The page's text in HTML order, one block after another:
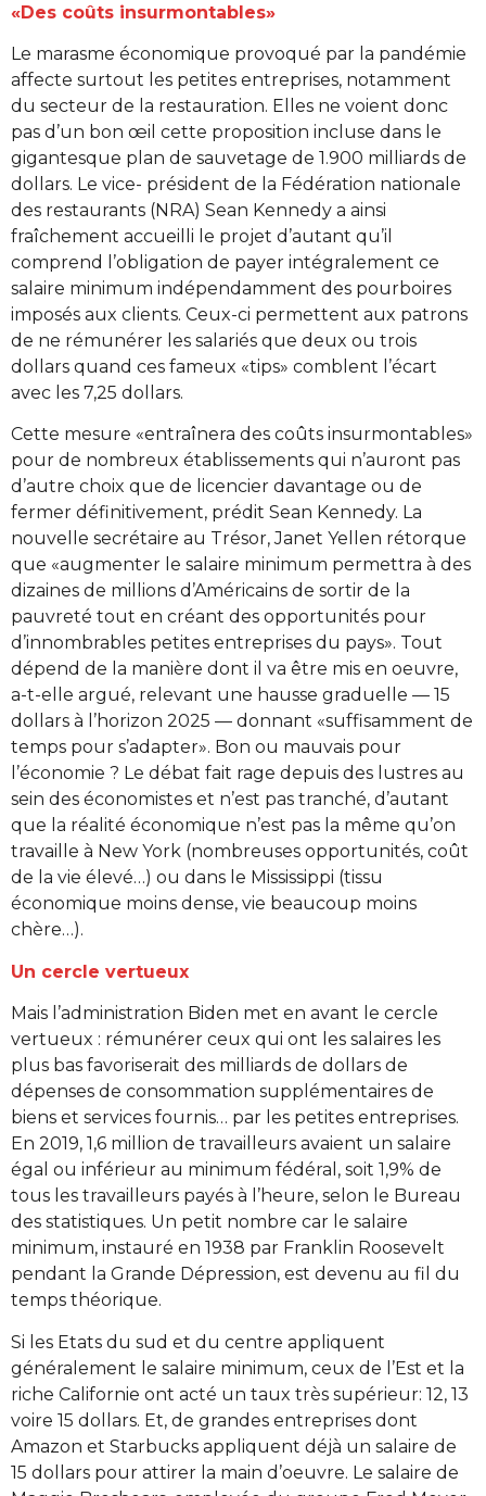
«Des coûts insurmontables»
Le marasme économique provoqué par la pandémie
affecte surtout les petites entreprises, notamment
du secteur de la restauration. Elles ne voient donc
pas d’un bon œil cette proposition incluse dans le
gigantesque plan de sauvetage de 1.900 milliards de
dollars. Le vice- président de la Fédération nationale
des restaurants (NRA) Sean Kennedy a ainsi
fraîchement accueilli le projet d’autant qu’il
comprend l’obligation de payer intégralement ce
salaire minimum indépendamment des pourboires
imposés aux clients. Ceux-ci permettent aux patrons
de ne rémunérer les salariés que deux ou trois
dollars quand ces fameux «tips» comblent l’écart
avec les 7,25 dollars.
Cette mesure «entraînera des coûts insurmontables»
pour de nombreux établissements qui n’auront pas
d’autre choix que de licencier davantage ou de
fermer définitivement, prédit Sean Kennedy. La
nouvelle secrétaire au Trésor, Janet Yellen rétorque
que «augmenter le salaire minimum permettra à des
dizaines de millions d’Américains de sortir de la
pauvreté tout en créant des opportunités pour
d’innombrables petites entreprises du pays». Tout
dépend de la manière dont il va être mis en oeuvre,
a-t-elle argué, relevant une hausse graduelle — 15
dollars à l’horizon 2025 — donnant «suffisamment de
temps pour s’adapter». Bon ou mauvais pour
l’économie ? Le débat fait rage depuis des lustres au
sein des économistes et n’est pas tranché, d’autant
que la réalité économique n’est pas la même qu’on
travaille à New York (nombreuses opportunités, coût
de la vie élevé…) ou dans le Mississippi (tissu
économique moins dense, vie beaucoup moins
chère…).
Un cercle vertueux
Mais l’administration Biden met en avant le cercle
vertueux : rémunérer ceux qui ont les salaires les
plus bas favoriserait des milliards de dollars de
dépenses de consommation supplémentaires de
biens et services fournis… par les petites entreprises.
En 2019, 1,6 million de travailleurs avaient un salaire
égal ou inférieur au minimum fédéral, soit 1,9% de
tous les travailleurs payés à l’heure, selon le Bureau
des statistiques. Un petit nombre car le salaire
minimum, instauré en 1938 par Franklin Roosevelt
pendant la Grande Dépression, est devenu au fil du
temps théorique.
Si les Etats du sud et du centre appliquent
généralement le salaire minimum, ceux de l’Est et la
riche Californie ont acté un taux très supérieur: 12, 13
voire 15 dollars. Et, de grandes entreprises dont
Amazon et Starbucks appliquent déjà un salaire de
15 dollars pour attirer la main d’oeuvre. Le salaire de